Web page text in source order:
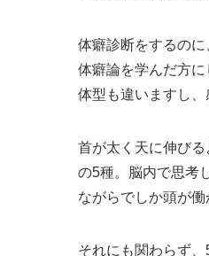
体癖診断をするのに
体癖論を学んだ方
体型も違いますし、
首が太く天に伸び
の5種。脳内で思考
ながらでしか頭が
それにも関わらず